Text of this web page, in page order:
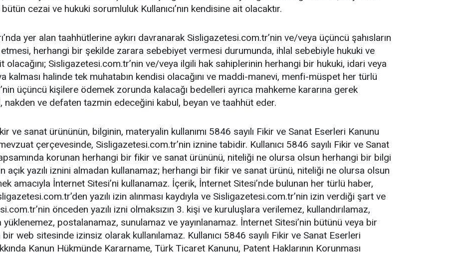
cezai ve hukuki sorumluluk Kullanıcı’nın kendisine ait olacaktır.
yer alan taahhütlerine aykırı davranarak Sisligazetesi.com.tr’nin ve/veya üçüncü şahısların
etmesi, herhangi bir şekilde zarara sebebiyet vermesi durumunda, ihlal sebebiyle hukuki ve
Sisligazetesi.com.tr’nin ve/veya ilgili hak sahiplerinin herhangi bir hukuki, idari veya
kalması halinde tek muhatabın kendisi olacağını ve maddi-manevi, menfi-müspet her türlü
üçüncü kişilere ödemek zorunda kalacağı bedelleri ayrıca mahkeme kararına gerek
nakden ve defaten tazmin edeceğini kabul, beyan ve taahhüt eder.
ve sanat ürününün, bilginin, materyalin kullanımı 5846 sayılı Fikir ve Sanat Eserleri Kanunu
çerçevesinde, Sisligazetesi.com.tr’nin iznine tabidir. Kullanıcı 5846 sayılı Fikir ve Sanat
korunan herhangi bir fikir ve sanat ürününü, niteliği ne olursa olsun herhangi bir bilgi
açık yazılı iznini almadan kullanamaz; herhangi bir fikir ve sanat ürünü, niteliği ne olursa olsun
amacıyla İnternet Sitesi’ni kullanamaz. İçerik, İnternet Sitesi’nde bulunan her türlü haber,
yazılı izin alınması kaydıyla ve Sisligazetesi.com.tr’nin izin verdiği şart ve
önceden yazılı izni olmaksızın 3. kişi ve kuruluşlara verilemez, kullandırılamaz,
postalanamaz, sunulamaz ve yayınlanamaz. İnternet Sitesi’nin bütünü veya bir
web sitesinde izinsiz olarak kullanılamaz. Kullanıcı 5846 sayılı Fikir ve Sanat Eserleri
Kanun Hükmünde Kararname, Türk Ticaret Kanunu, Patent Haklarının Korunması